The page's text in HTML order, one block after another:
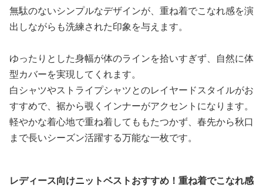
無駄のないシンプルなデザインが、重ね着でこなれ感を演
出しながらも洗練された印象を与えます。
ゆったりとした身幅が体のラインを拾いすぎず、自然に体
型カバーを実現してくれます。
白シャツやストライプシャツとのレイヤードスタイルがお
すすめで、裾から覗くインナーがアクセントになります。
軽やかな着心地で重ね着してももたつかず、春先から秋口
まで長いシーズン活躍する万能な一枚です。
レディース向けニットベストおすすめ！重ね着でこなれ感